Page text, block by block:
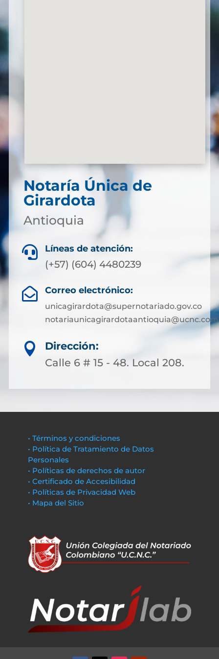
Notaría Única de
Girardota
Antioquia
 Líneas de atención:
(+57) (604) 4480239
 Correo electrónico:
unicagirardota@supernotariado.gov.co

Dirección:
Calle 6 # 15 - 48. Local 208.
• Términos y condiciones
• Política de Tratamiento de Datos
Personales
• Políticas de derechos de autor
• Certificado de Accesibilidad
• Políticas de Privacidad Web
• Mapa del Sitio